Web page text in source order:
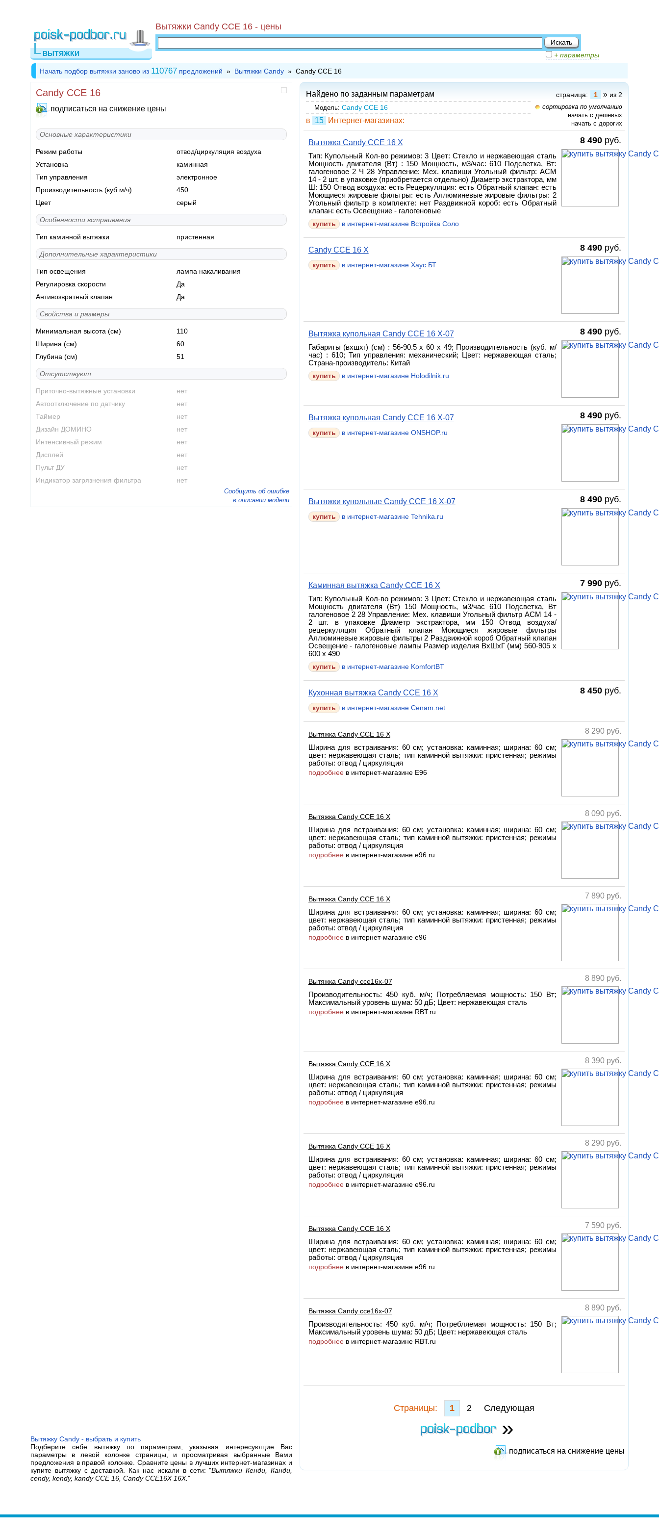
ВЫТЯЖКИ
Вытяжки Candy CCE 16 - цены
+ параметры
Начать подбор вытяжки заново из 110767 предложений » Вытяжки Candy » Candy CCE 16
Candy CCE 16
подписаться на снижение цены
Основные характеристики
Режим работы
отвод/циркуляция воздуха
Установка
каминная
Тип управления
электронное
Производительность (куб.м/ч)
450
Цвет
серый
Особенности встраивания
Тип каминной вытяжки пристенная
Дополнительные характеристики
Тип освещения
лампа накаливания
Регулировка скорости
Да
Антивозвратный клапан
Да
Свойства и размеры
Минимальная высота (см)
110
Ширина (см)
60
Глубина (см)
51
Отсутствуют
Приточно-вытяжные установки
нет
Автоотключение по датчику
нет
Таймер
нет
Дизайн ДОМИНО
нет
Интенсивный режим
нет
Дисплей
нет
Пульт ДУ
нет
Индикатор загрязнения фильтра
нет
Сообщить об ошибке
в описании модели
страница: 1 » из 2
сортировка по умолчанию
начать с дешевых
начать с дорогих
Найдено по заданным параметрам
Модель: Candy CCE 16
в 15 Интернет-магазинах:
8 490руб.
Вытяжка Candy CCE 16 X
Тип: Купольный Кол-во режимов: 3 Цвет: Стекло и нержавеющая сталь
Мощность двигателя (Вт) : 150 Мощность, м3/час: 610 Подсветка, Вт:
галогеновое 2 Ч 28 Управление: Мех. клавиши Угольный фильтр: ACM
14 - 2 шт. в упаковке (приобретается отдельно) Диаметр экстрактора, мм
Ш: 150 Отвод воздуха: есть Рецеркуляция: есть Обратный клапан: есть
Моющиеся жировые фильтры: есть Аллюминевые жировые фильтры: 2
Угольный фильтр в комплекте: нет Раздвижной короб: есть Обратный
клапан: есть Освещение - галогеновые
купить в интернет-магазине Встройка Соло
8 490руб.
Candy CCE 16 X
купить в интернет-магазине Хаус БТ
8 490руб.
Вытяжка купольная Candy CCE 16 X-07
Габариты (вхшхг) (см) : 56-90.5 x 60 x 49; Производительность (куб. м/
час) : 610; Тип управления: механический; Цвет: нержавеющая сталь;
Страна-производитель: Китай
купить в интернет-магазине Holodilnik.ru
8 490руб.
Вытяжка купольная Candy CCE 16 X-07
в интернет-магазине ONSHOP.ru
8 490руб.
Вытяжки купольные Candy CCE 16 X-07
в интернет-магазине Tehnika.ru
7 990руб.
Каминная вытяжка Candy CCE 16 X
Тип: Купольный Кол-во режимов: 3 Цвет: Стекло и нержавеющая сталь
Мощность двигателя (Вт) 150 Мощность, м3/час 610 Подсветка, Вт
галогеновое 2 28 Управление: Мех. клавиши Угольный фильтр ACM 14 -
2 шт. в упаковке Диаметр экстрактора, мм 150 Отвод воздуха/
рецеркуляция Обратный клапан Моющиеся жировые фильтры
Аллюминевые жировые фильтры 2 Раздвижной короб Обратный клапан
Освещение - галогеновые лампы Размер изделия ВхШхГ (мм) 560-905 x
600 x 490
в интернет-магазине KomfortBT
8 450руб.
Кухонная вытяжка Candy CCE 16 X
в интернет-магазине Cenam.net
8 290руб.
Вытяжка Candy CCE 16 X
Ширина для встраивания: 60 см; установка: каминная; ширина: 60 см;
цвет: нержавеющая сталь; тип каминной вытяжки: пристенная; режимы
работы: отвод / циркуляция
подробнеев интернет-магазине E96
8 090руб.
Вытяжка Candy CCE 16 X
Ширина для встраивания: 60 см; установка: каминная; ширина: 60 см;
цвет: нержавеющая сталь; тип каминной вытяжки: пристенная; режимы
работы: отвод / циркуляция
подробнеев интернет-магазине e96.ru
7 890руб.
Вытяжка Candy CCE 16 X
Ширина для встраивания: 60 см; установка: каминная; ширина: 60 см;
цвет: нержавеющая сталь; тип каминной вытяжки: пристенная; режимы
работы: отвод / циркуляция
подробнеев интернет-магазине e96
8 890руб.
Вытяжка Candy cce16x-07
Производительность: 450 куб. м/ч; Потребляемая мощность: 150 Вт;
Максимальный уровень шума: 50 дБ; Цвет: нержавеющая сталь
подробнеев интернет-магазине RBT.ru
8 390руб.
Вытяжка Candy CCE 16 X
Ширина для встраивания: 60 см; установка: каминная; ширина: 60 см;
цвет: нержавеющая сталь; тип каминной вытяжки: пристенная; режимы
работы: отвод / циркуляция
подробнеев интернет-магазине e96.ru
8 290руб.
Вытяжка Candy CCE 16 X
Ширина для встраивания: 60 см; установка: каминная; ширина: 60 см;
цвет: нержавеющая сталь; тип каминной вытяжки: пристенная; режимы
работы: отвод / циркуляция
подробнеев интернет-магазине e96.ru
7 590руб.
Вытяжка Candy CCE 16 X
Ширина для встраивания: 60 см; установка: каминная; ширина: 60 см;
цвет: нержавеющая сталь; тип каминной вытяжки: пристенная; режимы
работы: отвод / циркуляция
подробнеев интернет-магазине e96.ru
8 890руб.
Вытяжка Candy cce16x-07
Производительность: 450 куб. м/ч; Потребляемая мощность: 150 Вт;
Максимальный уровень шума: 50 дБ; Цвет: нержавеющая сталь
подробнеев интернет-магазине RBT.ru
Cтраницы: 1 2 Следующая
»
подписаться на снижение цены
Вытяжку Candy - выбрать и купить
Подберите себе вытяжку по параметрам, указывая интересующие Вас
параметры в левой колонке страницы, и просматривая выбранные Вами
предложения в правой колонке. Сравните цены в лучших интернет-магазинах и
купите вытяжку с доставкой. Как нас искали в сети: "Вытяжки Кенди, Канди,
cendy, kendy, kandy CCE 16, Candy CCE16X 16X."